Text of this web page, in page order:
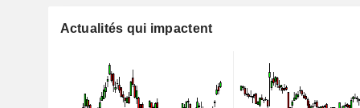
Actualités qui impactent